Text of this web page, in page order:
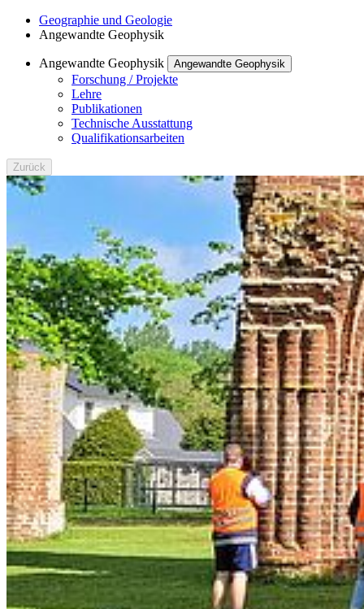
Geographie und Geologie
Angewandte Geophysik
Angewandte Geophysik Angewandte Geophysik
Forschung / Projekte
Lehre
Publikationen
Technische Ausstattung
Qualifikationsarbeiten
Zurück